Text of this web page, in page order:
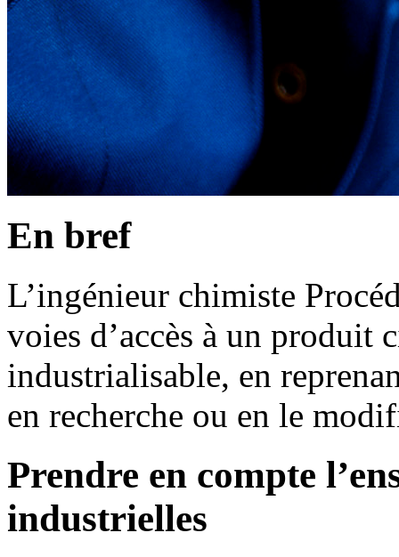
En bref
L’ingénieur chimiste
voies d’accès à un produit
industrialisable, en
en recherche ou en le
Prendre en compte
industrielles